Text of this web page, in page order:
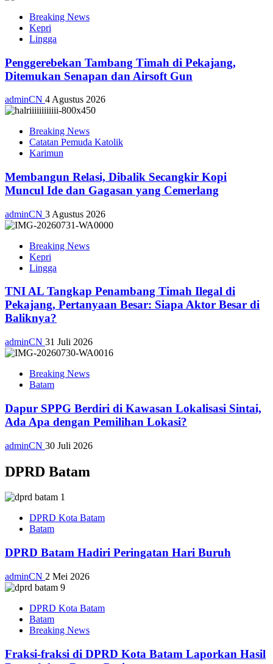
Breaking News
Kepri
Lingga
Penggerebekan Tambang Timah di Pekajang,
Ditemukan Senapan dan Airsoft Gun
adminCN 4 Agustus 2026
Breaking News
Catatan Pemuda Katolik
Karimun
Membangun Relasi, Dibalik Secangkir Kopi
Muncul Ide dan Gagasan yang Cemerlang
adminCN 3 Agustus 2026
Breaking News
Kepri
Lingga
TNI AL Tangkap Penambang Timah Ilegal di
Pekajang, Pertanyaan Besar: Siapa Aktor Besar di
Baliknya?
adminCN 31 Juli 2026
Breaking News
Batam
Dapur SPPG Berdiri di Kawasan Lokalisasi Sintai,
Ada Apa dengan Pemilihan Lokasi?
adminCN 30 Juli 2026
DPRD Batam
DPRD Kota Batam
Batam
DPRD Batam Hadiri Peringatan Hari Buruh
adminCN 2 Mei 2026
DPRD Kota Batam
Batam
Breaking News
Fraksi-fraksi di DPRD Kota Batam Laporkan Hasil